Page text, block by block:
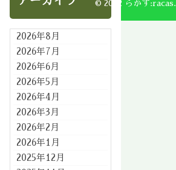
2026年8月
2026年7月
2026年6月
2026年5月
2026年4月
2026年3月
2026年2月
2026年1月
2025年12月
© 2002 らかす:racas.